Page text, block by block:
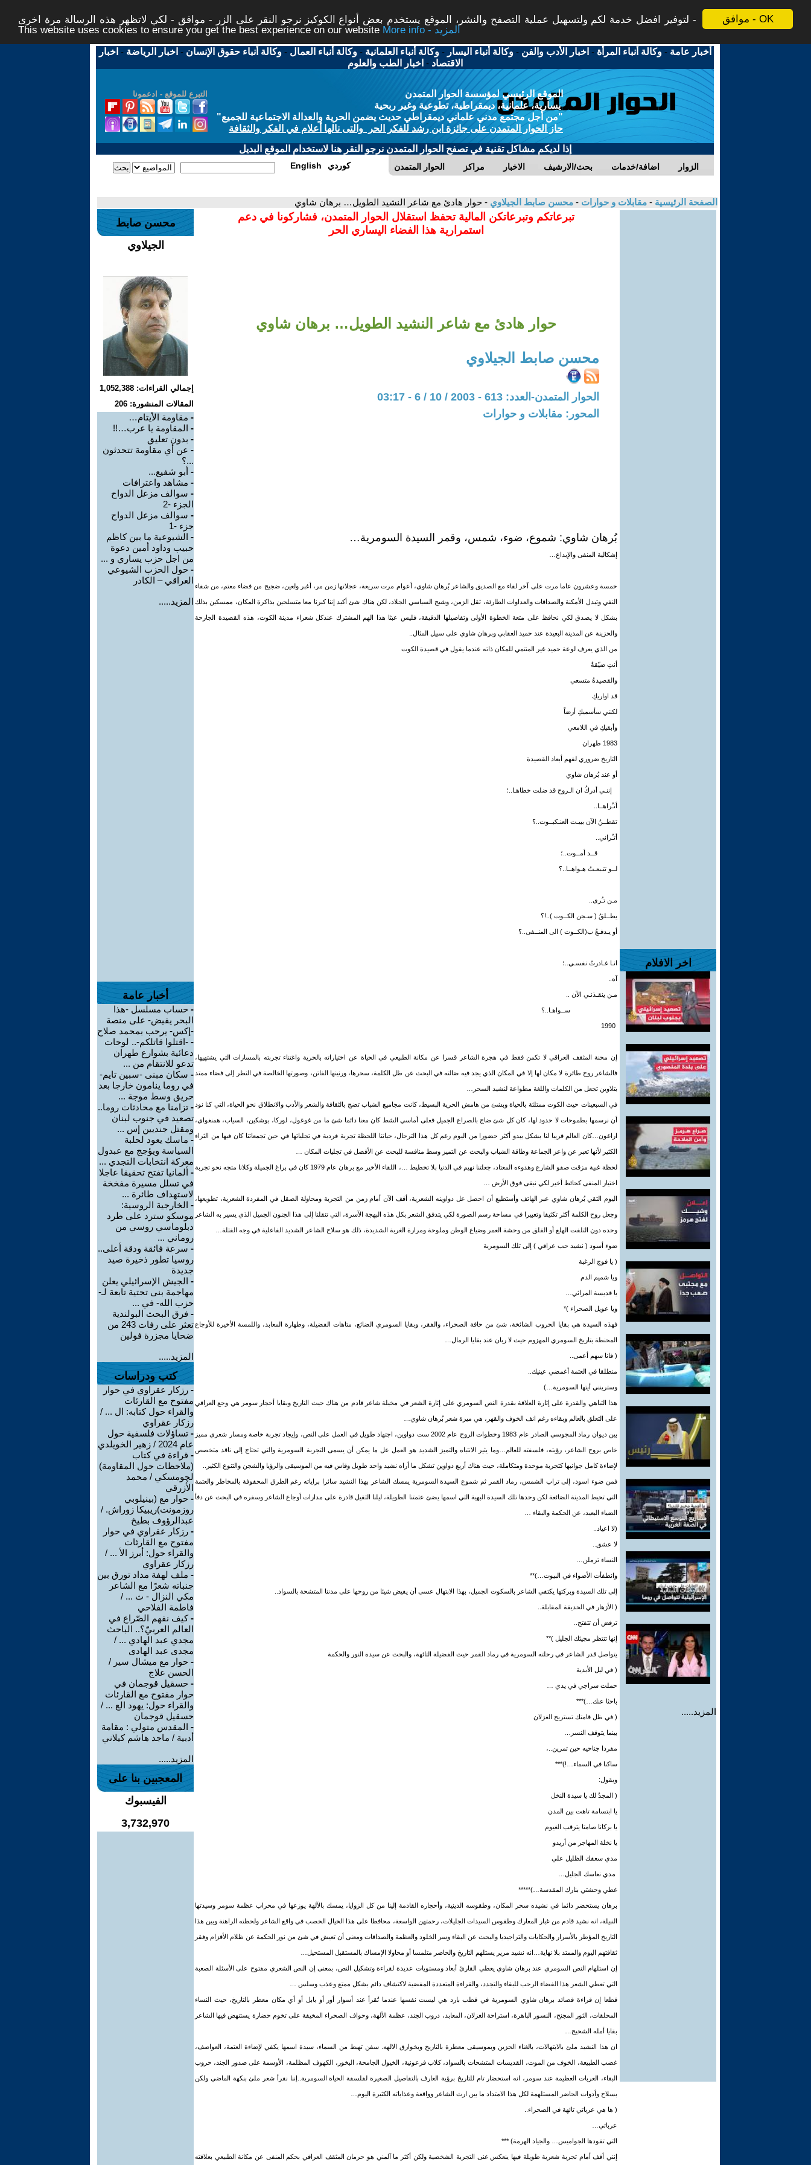
موافق - OK
لتوفير افضل خدمة لكم ولتسهيل عملية التصفح والنشر، الموقع يستخدم بعض أنواع الكوكيز نرجو النقر على الزر - موافق - لكي لاتظهر هذه الرسالة مرة اخرى -
This website uses cookies to ensure you get the best experience on our website
More info - المزيد
أخبار عامة -وكالة أنباء المرأة - اخبار الأدب والفن -وكالة أنباء اليسار -وكالة أنباء العلمانية -وكالة أنباء العمال -وكالة أنباء حقوق الإنسان - اخبار الرياضة - اخبار
الاقتصاد - اخبار الطب والعلوم
التبرع للموقع - ادعمونا
الموقع الرئيسي لمؤسسة الحوار المتمدن
يسارية، علمانية، ديمقراطية، تطوعية وغير ربحية
"من أجل مجتمع مدني علماني ديمقراطي حديث يضمن الحرية والعدالة الاجتماعية للجميع"
حاز الحوار المتمدن على جائزة ابن رشد للفكر الحر والتى نالها أعلام في الفكر والثقافة
إذا لديكم مشاكل تقنية في تصفح الحوار المتمدن نرجو النقر هنا لاستخدام الموقع البديل
الحوار المتمدن مراكز الاخبار بحث/الارشيف اضافة/خدمات الزوار English كوردي
الصفحة الرئيسية - مقابلات و حوارات - محسن صابط الجيلاوي - حوار هادئ مع شاعر النشيد الطويل… برهان شاوي
اخر الافلام
المزيد.....
تبرعاتكم وتبرعاتكن المالية تحفظ استقلال الحوار المتمدن، فشاركونا في دعم
استمرارية هذا الفضاء اليساري الحر
حوار هادئ مع شاعر النشيد الطويل… برهان شاوي
محسن صابط الجيلاوي
الحوار المتمدن-العدد: 613 - 2003 / 10 / 6 - 03:17
المحور: مقابلات و حوارات
بُرهان شاوي: شموع، ضوء، شمس، وقمر السيدة السومرية…
إشكالية المنفى والإبداع…
خمسة وعشرون عاما مرت على آخر لقاء مع الصديق والشاعر بُرهان شاوي، أعوام مرت سريعة، عجلاتها زمن مر، أغبر ولعين، ضجيج من فضاء معتم، من شقاء
النفي وتبدل الأمكنة والصداقات والعداوات الطارئة، ثقل الزمن، وشبح السياسي الجلاد، لكن هناك شئ أكيد إننا كبرنا معا متسلحين بذاكرة المكان، ممسكين بذلك
بشكل لا يصدق لكي نحافظ على متعة الخطوة الأولى وتفاصيلها الدقيقة، فليس عبثا هذا الهم المشترك عندكل شعراء مدينة الكوت، هذه القصيدة الجارحة
والحزينة عن المدينة البعيدة عند حميد العقابي وبرهان شاوي على سبيل المثال..
من الذي يعرف لوعة حميد غير المنتمي للمكان ذاته عندما يقول في قصيدة الكوت
أنتِ ضيّقةٌ
والقصيدةُ متسعي
قد اواريكِ
لكنني سأسميكِ أرضاً
وأبقيكِ في اللامعي
1983 طهران
التاريخ ضروري لفهم أبعاد القصيدة
أو عند بُرهان شاوي
إننـي أدركُ ان الـروح قد ضلت خطاهـا..؛
أتـُراهــا..
تقطــنُ الآن ببيـت العنـكبــوت..؟
أتـُراني..
قــد أمــوت..؛
لــو تتـبعـتُ هـواهــا..؟
مـن تـُرى..
يطــلقُ ( سـجن الكــوت )..!؟
أو يـدفـعُ ب(الكــوت ) الى المنــفى..؟
انـا غـادرتُ نفسـي..؛
آه..
مـن ينقـذنـي الآن ..
ســواهـا..؟
إن محنة المثقف العراقي لا تكمن فقط في هجرة الشاعر قسرا عن مكانة الطبيعي في الحياة عن اختياراته بالحرية واغتناء تجربته بالمسارات التي يشتهيها،
فالشاعر روح طائرة لا مكان لها إلا في المكان الذي يجد فيه ضالته في البحث عن ظل الكلمة، سحرها، ورنينها الفاتن، وصورتها الخالصة في النظر إلى فضاء ممتد
بتلاوين تجعل من الكلمات واللغة مطواعة لنشيد السحر…
في السبعينات حيث الكوت ممتلئة بالحياة وبشئ من هامش الحرية البسيط، كانت مجاميع الشباب تضج بالثقافة والشعر والأدب والانطلاق نحو الحياة، التي كنا نود
أن نرسمها بطموحات لا حدود لها، كان كل شئ ضاج بالصراع الجميل فعلى أماسي الشط كان معنا دائما شئ ما من غوغول، لوركا، بوشكين، السياب، همنغواي،
اراغون…كان العالم قريبا لنا بشكل يبدو أكثر حضورا من اليوم رغم كل هذا الترحال، حياتنا اللحظة تجربة فردية في تجلياتها في حين تجمعاتنا كان فيها من الثراء
الكثير لأنها تعبر عن واعز الجماعة وطاقة الشباب والبحث عن التميز وسط منافسة للبحث عن الأفضل في تجليات المكان …
لحظة غبية مزقت صفو الشارع وهدوءه المعتاد، جعلتنا نهيم في الدنيا بلا تخطيط …، اللقاء الأخير مع برهان عام 1979 كان في براغ الجميلة وكلانا متجه نحو تجربة
اختيار المنفى كحائط أخير لكي نبقى فوق الأرض …
اليوم التقي بُرهان شاوي عبر الهاتف وأستطيع أن احصل عل دواوينه الشعرية، أقف الآن أمام زمن من التجربة ومحاولة الصقل في المفردة الشعرية، تطويعها،
وجعل روح الكلمة أكثر تكثيفا وتعبيرا في مساحة رسم الصورة لكي يتدفق الشعر بكل هذه البهجة الآسرة، التي تنقلنا إلى هذا الجنون الجميل الذي يسير به الشاعر
وحده دون التلفت الهلع أو القلق من وحشة العمر وضياع الوطن وملوحة ومرارة الغربة الشديدة، ذلك هو سلاح الشاعر الشديد الفاعلية في وجه القتلة…
ضوء أسود ( نشيد حب عراقي ) إلى تلك السومرية
( يا فوج الرغبة
ويا شميم الدم
يا قديسة المراثي…
ويا عويل الصحراء )*
فهذه السيدة هي بقايا الحروب الشائخة، شئ من حافة الصحراء، والفقر، وبقايا السومري الضائع، متاهات الفضيلة، وطهارة المعابد، واللمسة الأخيرة للأوجاع
المحنطة بتاريخ السومري المهزوم حيث لا ربان عند بقايا الرمال…
( فانا سهم أعمى..
منطلقا في العتمة أغمضي عينيك..
وسترينني أيتها السومرية…)
هذا التباهي والقدرة على إثارة العلاقة بقدرة النص السومري على إثارة الشعر في مخيلة شاعر قادم من هناك حيث التاريخ وبقايا أحجار سومر هي وجع العراقي
على التعلق بالعالم وبقاءه رغم انف الخوف والقهر، هي ميزة شعر بُرهان شاوي…
بين ديوان رماد المجوسي الصادر عام 1983 وخطوات الروح عام 2002 ست دواوين، اجتهاد طويل في العمل على النص، وإيجاد تجربة خاصة ومسار شعري مميز
خاص بروح الشاعر، رؤيته، فلسفته للعالم…وما يثير الانتباه والتميز الشديد هو العمل عل ما يمكن أن يسمى التجربة السومرية والتي تحتاج إلى ناقد متخصص
لإضاءة كامل جوانبها كتجربة موحدة ومتكاملة، حيث هناك أربع دواوين تشكل ما أراه نشيد واحد طويل وقاس فيه من الموسيقى والرؤيا والشجن والتنوع الكثير..
فمن ضوء اسود، إلى تراب الشمس، رماد القمر ثم شموع السيدة السومرية يمسك الشاعر بهذا النشيد سائرا براياته رغم الطرق المحفوفة بالمخاطر والعتمة
التي تحيط المدينة الضائعة لكن وحدها تلك السيدة البهية التي اسمها يضئ عتمتنا الطويلة، ليلنا الثقيل قادرة على مدارات أوجاع الشاعر وسفره في البحث عن دفأ
الضياء البعيد، عن الحكمة والبقاء …
(لا اعياد..
لا عشق..
النساء ترملن…
وانطفأت الأضواء في البيوت…)**
إلى تلك السيدة وبركتها يكتفي الشاعر بالسكوت الجميل، بهذا الابتهال عسى أن يفيض شيئا من روحها على مدننا المتشحة بالسواد..
( الأزهار في الحديقة المقابلة..
ترفض أن تتفتح..
إنها تنتظر مجيئك الجليل )**
يتواصل قدر الشاعر في رحلته السومرية في رماد القمر حيث الفضيلة التائهة، والبحث عن سيدة النور والحكمة
( في ليل الأبدية
حملت سراجي في يدي …
باحثا عنك…)***
( في ظل قامتك تستريح الغزلان
بينما يتوقف النسر…
مفردا جناحيه حين تمرين..،
ساكنا في السماء…!)***
ويقول:
( المجدُ لك يا سيدة النخل
يا ابتسامة تاهت بين المدن
يا بركانا صامتا يترقب الغيوم
يا نخلة المهاجر من أريدو
مدي سعفك الظليل علي
مدي نعاسك الجليل…
غطي وحشتي بنارك المقدسة…)*****
برهان يستحضر دائما في نشيده سحر المكان، وطقوسه الدينية، وأحجاره القادمة إلينا من كل الزوايا، يمسك بالآلهة يوزعها في محراب عظمة سومر وسيدتها
النبيلة، انه نشيد قادم من غبار المعارك وطقوس السيدات الجليلات، رحمتهن الواسعة، محافظا على هذا الخيال الخصب في واقع الشاعر ولحظته الراهنة وبين هذا
التاريخ المؤطر بالأسرار والحكايات والتراجيديا والبحث عن البقاء وسر الخلود والعظمة والصداقات ومعنى أن تعيش في شئ من نور الحكمة عن ظلام الأقزام وفقر
ثقافتهم اليوم والممتد بلا نهاية…انه نشيد مرير يستلهم التاريخ والحاضر متلمسا أو محاولا الإمساك بالمستقبل المستحيل…
إن استلهام النص السومري عند برهان شاوي يعطي القارئ أبعاد ومستويات عديدة لقراءة وتشكيل النص، بمعنى إن النص الشعري مفتوح على الأسئلة الصعبة
التي تعطي الشعر هذا الفضاء الرحب للبقاء والتجدد، والقراءة المتعددة المفضية لاكتشاف دائم بشكل ممتع وعذب وسلس …
قطعا إن قراءة قصائد برهان شاوي السومرية في قطب بارد هي ليست نفسها عندما تُقرأ عند أسوار أور أو بابل أو أي مكان معطر بالتاريخ، حيث النساء
المحلقات، الثور المجنح، النسور الباهرة، استراحة الغزلان، المعابد، دروب الجند، عظمة الآلهة، وحواف الصحراء المخيفة على تخوم حضارة يستنهض فيها الشاعر
بقايا أمله الشحيح…
ان هذا النشيد ملئ بالابتهالات، بالغناء الحزين وبموسيقى معطرة بالتاريخ وبخوارق الالهه. سفن تهبط من السماء، سيدة اسمها يكفي لإضاءة العتمة، العواصف،
غضب الطبيعة، الخوف من الموت، القديسات المتشحات بالسواد، كلاب فرعونية، الخيول الجامحة، البخور، الكهوف المظلمة، الأوسمة على صدور الجند، حروب
البقاء، العربات العظيمة عند سومر، انه استحضار تام للتاريخ برؤية العارف بالتفاصيل الصغيرة لفلسفة الحياة السومرية..إننا نقرأ شعر ملئ بنكهة الماضي ولكن
بسلاح وأدوات الحاضر المستلهمة لكل هذا الامتداد ما بين ارث الشاعر وواقعة وعذاباته الكثيرة اليوم…
( ها هي عرباتي تائهة في الصحراء..
عرباتي…
التي تقودها الجواميس… والجياد الهرمة) ***
إنني أقف أمام تجربة شعرية طويلة فيها ينعكس غنى التجربة الشخصية ولكن أكثر ما آلمني هو حرمان المثقف العراقي بحكم المنفى عن مكانة الطبيعي بعلاقته
محسن صابط
الجيلاوي
إجمالي القراءات: 1,052,388
المقالات المنشورة: 206
- مقاومة الأيتام…
- المقاومة يا عرب…!!
- بدون تعليق
- عن أي مقاومة تتحدثون
...؟
- أبو شفيع...
- مشاهد واعترافات
- سوالف مزعل الدواح
الجزء -2
- سوالف مزعل الدواح
جزء -1
- الشيوعية ما بين كاظم
حبيب وداود أمين دعوة
من اجل حزب يساري و ...
- حول الحزب الشيوعي
العراقي – الكادر
المزيد.....
أخبار عامة
- حساب مسلسل -هذا
البحر يفيض- على منصة
-إكس- يرحب بمحمد صلاح
- -اقتلوا قاتلكم-.. لوحات
دعائية بشوارع طهران
تدعو للانتقام من ...
- سكان مبنى -سبين تايم-
في روما ينامون خارجا بعد
حريق وسط موجة ...
- تزامنا مع محادثات روما..
تصعيد في جنوب لبنان
ومقتل جنديين إس ...
- ماسك يعود لحلبة
السياسة ويؤجج مع عبدول
معركة انتخابات التجدي ...
- ألمانيا تفتح تحقيقا عاجلا
في تسلل مسيرة مفخخة
لاستهداف طائرة ...
- الخارجية الروسية:
موسكو سترد على طرد
دبلوماسي روسي من
روماني ...
- سرعة فائقة ودقة أعلى..
روسيا تطور ذخيرة صيد
جديدة
- الجيش الإسرائيلي يعلن
مهاجمة بنى تحتية تابعة لـ-
حزب الله- في ...
- فرق البحث البولندية
تعثر على رفات 243 من
ضحايا مجزرة فولين
المزيد.....
كتب ودراسات
- رزكار عقراوي في حوار
مفتوح مع القارئات
والقراء حول كتابه: ال ... /
رزكار عقراوي
- تساؤلات فلسفية حول
عام 2024 / زهير الخويلدي
- قراءة في كتاب
(ملاحظات حول المقاومة)
لچومسكي / محمد
الأزرقي
- حوار مع (بينيلوبي
روزمونت)ريبيكا زوراش. /
عبدالرؤوف بطيخ
- رزكار عقراوي في حوار
مفتوح مع القارئات
والقراء حول: أبرز الأ ... /
رزكار عقراوي
- ملف لهفة مداد تورق بين
جنباته شعرًا مع الشاعر
مكي النزال - ث ... /
فاطمة الفلاحي
-كيف نفهم الصّراع في
العالم العربيّ؟.. الباحث
مجدي عبد الهادي ... /
مجدى عبد الهادى
- حوار مع ميشال سير /
الحسن علاج
- حسقيل قوجمان في
حوار مفتوح مع القارئات
والقراء حول: يهود الع ... /
حسقيل قوجمان
- المقدس متولي : مقامة
أدبية / ماجد هاشم كيلاني
المزيد.....
المعجبين بنا على
الفيسبوك
3,732,970